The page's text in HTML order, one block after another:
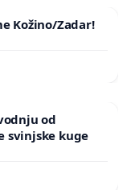
Kožino/Zadar!
od
svinjske kuge